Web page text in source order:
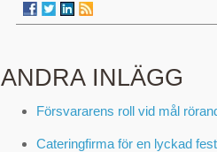
ANDRA INLÄGG
Försvararens roll vid mål
Cateringfirma för en lyckad fest